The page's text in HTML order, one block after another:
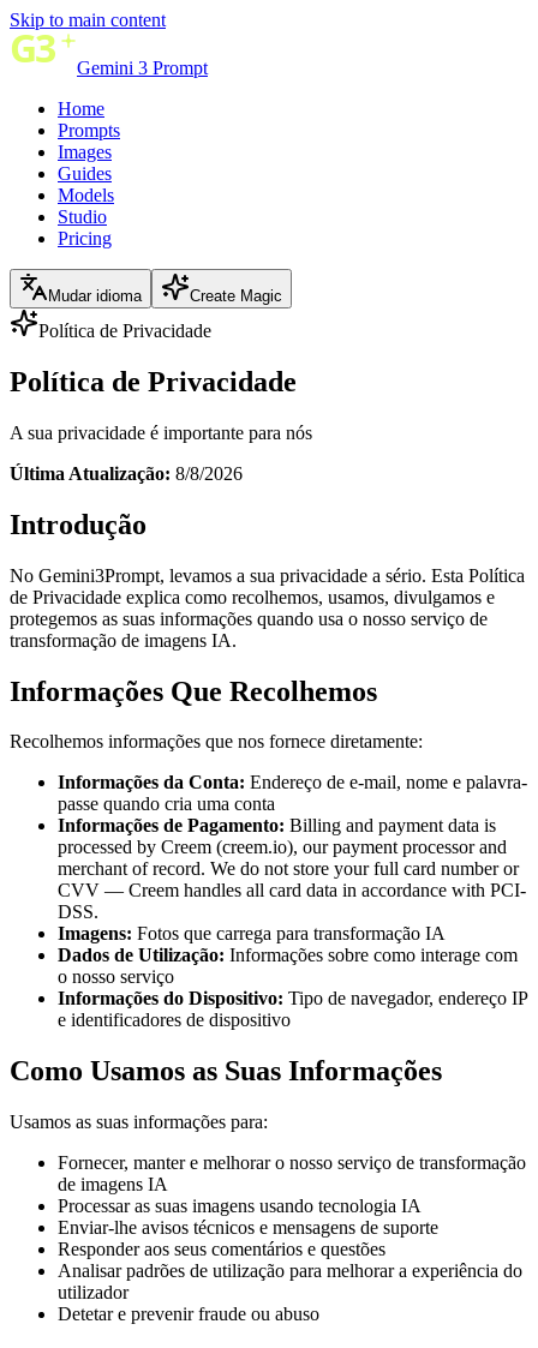
Skip to main content
Gemini 3 Prompt
Home
Prompts
Images
Guides
Models
Studio
Pricing
Mudar idioma Create Magic
Política de Privacidade
Política de Privacidade
A sua privacidade é importante para nós
Última Atualização: 8/8/2026
Introdução
No Gemini3Prompt, levamos a sua privacidade a sério. Esta Política
de Privacidade explica como recolhemos, usamos, divulgamos e
protegemos as suas informações quando usa o nosso serviço de
transformação de imagens IA.
Informações Que Recolhemos
Recolhemos informações que nos fornece diretamente:
Informações da Conta: Endereço de e-mail, nome e palavra-
passe quando cria uma conta
Informações de Pagamento: Billing and payment data is
processed by Creem (creem.io), our payment processor and
merchant of record. We do not store your full card number or
CVV — Creem handles all card data in accordance with PCI-
DSS.
Imagens: Fotos que carrega para transformação IA
Dados de Utilização: Informações sobre como interage com
o nosso serviço
Informações do Dispositivo: Tipo de navegador, endereço IP
e identificadores de dispositivo
Como Usamos as Suas Informações
Usamos as suas informações para:
Fornecer, manter e melhorar o nosso serviço de transformação
de imagens IA
Processar as suas imagens usando tecnologia IA
Enviar-lhe avisos técnicos e mensagens de suporte
Responder aos seus comentários e questões
Analisar padrões de utilização para melhorar a experiência do
utilizador
Detetar e prevenir fraude ou abuso